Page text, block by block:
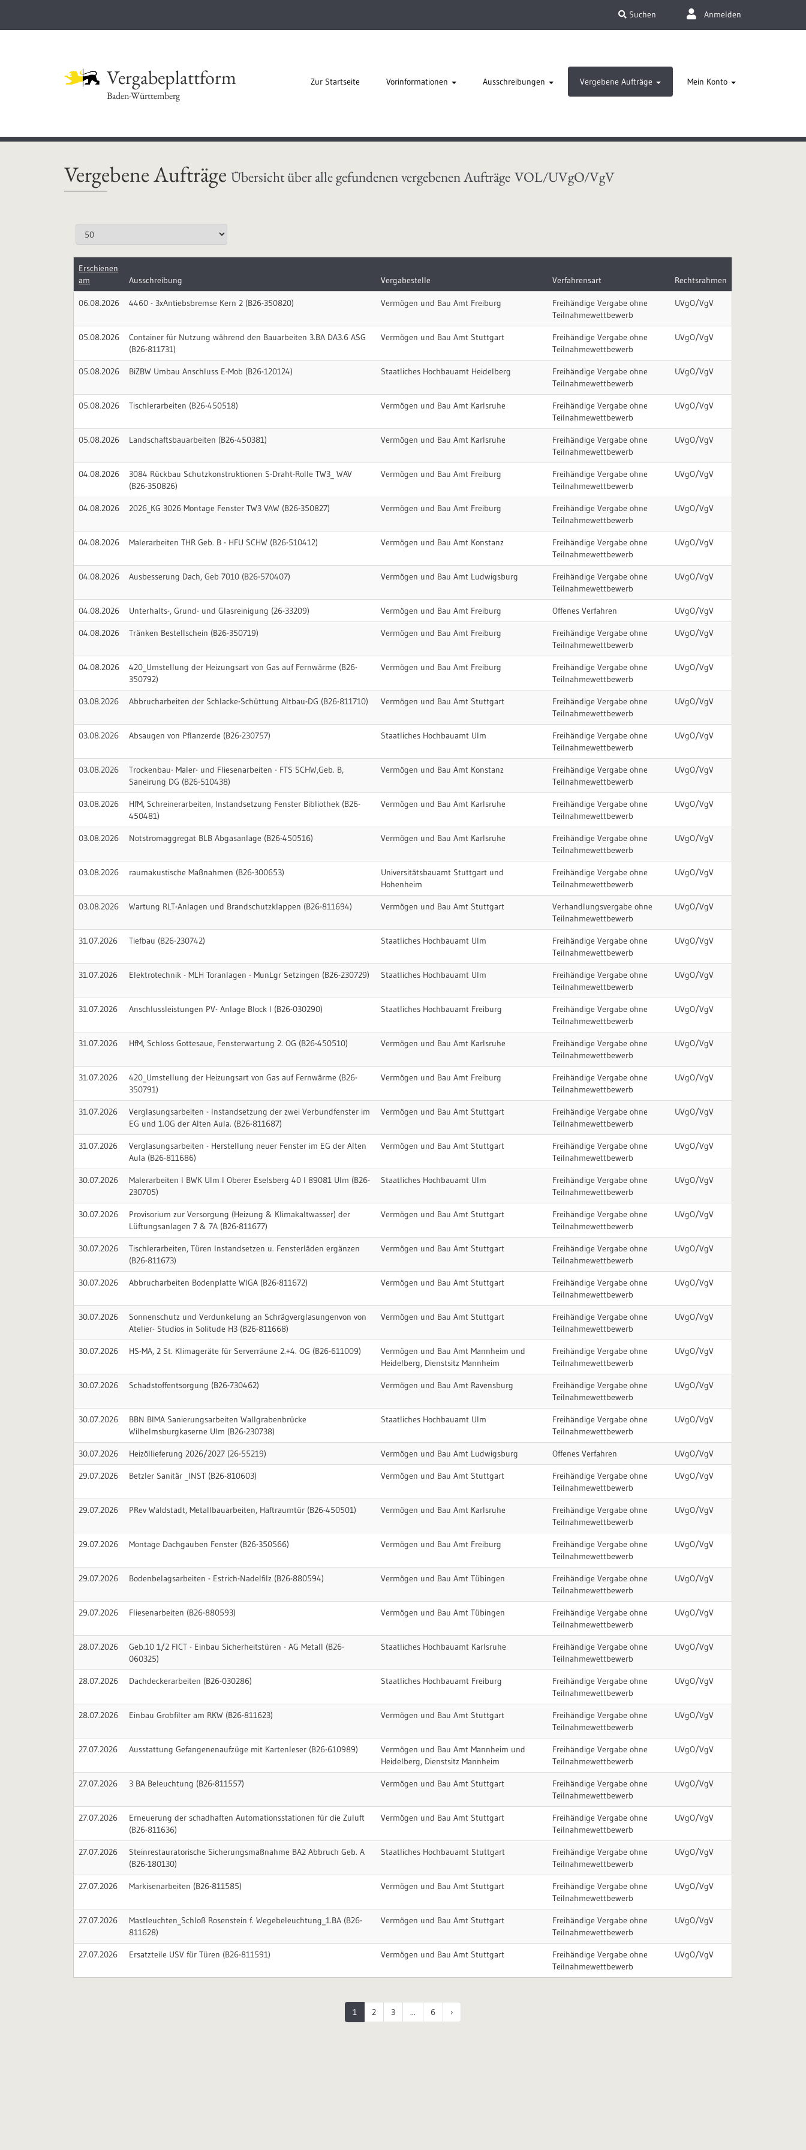
Suchen Anmelden
Vergabeplattform
Baden-Württemberg
Zur Startseite Vorinformationen Ausschreibungen Vergebene Aufträge Mein Konto
Vergebene Aufträge Übersicht über alle gefundenen vergebenen Aufträge VOL/UVgO/VgV
Erschienen
am
Ausschreibung Vergabestelle Verfahrensart Rechtsrahmen
06.08.2026 4460 - 3xAntiebsbremse Kern 2 (B26-350820) Vermögen und Bau Amt Freiburg
Freihändige Vergabe ohne
Teilnahmewettbewerb
UVgO/VgV
05.08.2026
Container für Nutzung während den Bauarbeiten 3.BA DA3.6 ASG
(B26-811731)
Vermögen und Bau Amt Stuttgart
Freihändige Vergabe ohne
Teilnahmewettbewerb
UVgO/VgV
05.08.2026 BiZBW Umbau Anschluss E-Mob (B26-120124) Staatliches Hochbauamt Heidelberg
Freihändige Vergabe ohne
Teilnahmewettbewerb
UVgO/VgV
05.08.2026 Tischlerarbeiten (B26-450518) Vermögen und Bau Amt Karlsruhe
Freihändige Vergabe ohne
Teilnahmewettbewerb
UVgO/VgV
05.08.2026 Landschaftsbauarbeiten (B26-450381) Vermögen und Bau Amt Karlsruhe
Freihändige Vergabe ohne
Teilnahmewettbewerb
UVgO/VgV
04.08.2026
3084 Rückbau Schutzkonstruktionen S-Draht-Rolle TW3_ WAV
(B26-350826)
Vermögen und Bau Amt Freiburg
Freihändige Vergabe ohne
Teilnahmewettbewerb
UVgO/VgV
04.08.2026 2026_KG 3026 Montage Fenster TW3 VAW (B26-350827) Vermögen und Bau Amt Freiburg
Freihändige Vergabe ohne
Teilnahmewettbewerb
UVgO/VgV
04.08.2026 Malerarbeiten THR Geb. B - HFU SCHW (B26-510412) Vermögen und Bau Amt Konstanz
Freihändige Vergabe ohne
Teilnahmewettbewerb
UVgO/VgV
04.08.2026 Ausbesserung Dach, Geb 7010 (B26-570407) Vermögen und Bau Amt Ludwigsburg
Freihändige Vergabe ohne
Teilnahmewettbewerb
UVgO/VgV
04.08.2026 Unterhalts-, Grund- und Glasreinigung (26-33209) Vermögen und Bau Amt Freiburg Offenes Verfahren UVgO/VgV
04.08.2026 Tränken Bestellschein (B26-350719) Vermögen und Bau Amt Freiburg
Freihändige Vergabe ohne
Teilnahmewettbewerb
UVgO/VgV
04.08.2026
420_Umstellung der Heizungsart von Gas auf Fernwärme (B26-
350792)
Vermögen und Bau Amt Freiburg
Freihändige Vergabe ohne
Teilnahmewettbewerb
UVgO/VgV
03.08.2026 Abbrucharbeiten der Schlacke-Schüttung Altbau-DG (B26-811710) Vermögen und Bau Amt Stuttgart
Freihändige Vergabe ohne
Teilnahmewettbewerb
UVgO/VgV
03.08.2026 Absaugen von Pflanzerde (B26-230757) Staatliches Hochbauamt Ulm
Freihändige Vergabe ohne
Teilnahmewettbewerb
UVgO/VgV
03.08.2026
Trockenbau- Maler- und Fliesenarbeiten - FTS SCHW,Geb. B,
Saneirung DG (B26-510438)
Vermögen und Bau Amt Konstanz
Freihändige Vergabe ohne
Teilnahmewettbewerb
UVgO/VgV
03.08.2026
HfM, Schreinerarbeiten, Instandsetzung Fenster Bibliothek (B26-
450481)
Vermögen und Bau Amt Karlsruhe
Freihändige Vergabe ohne
Teilnahmewettbewerb
UVgO/VgV
03.08.2026 Notstromaggregat BLB Abgasanlage (B26-450516) Vermögen und Bau Amt Karlsruhe
Freihändige Vergabe ohne
Teilnahmewettbewerb
UVgO/VgV
03.08.2026 raumakustische Maßnahmen (B26-300653)
Universitätsbauamt Stuttgart und
Hohenheim
Freihändige Vergabe ohne
Teilnahmewettbewerb
UVgO/VgV
03.08.2026 Wartung RLT-Anlagen und Brandschutzklappen (B26-811694) Vermögen und Bau Amt Stuttgart
Verhandlungsvergabe ohne
Teilnahmewettbewerb
UVgO/VgV
31.07.2026 Tiefbau (B26-230742) Staatliches Hochbauamt Ulm
Freihändige Vergabe ohne
Teilnahmewettbewerb
UVgO/VgV
31.07.2026 Elektrotechnik - MLH Toranlagen - MunLgr Setzingen (B26-230729) Staatliches Hochbauamt Ulm
Freihändige Vergabe ohne
Teilnahmewettbewerb
UVgO/VgV
31.07.2026 Anschlussleistungen PV- Anlage Block I (B26-030290) Staatliches Hochbauamt Freiburg
Freihändige Vergabe ohne
Teilnahmewettbewerb
UVgO/VgV
31.07.2026 HfM, Schloss Gottesaue, Fensterwartung 2. OG (B26-450510) Vermögen und Bau Amt Karlsruhe
Freihändige Vergabe ohne
Teilnahmewettbewerb
UVgO/VgV
31.07.2026
420_Umstellung der Heizungsart von Gas auf Fernwärme (B26-
350791)
Vermögen und Bau Amt Freiburg
Freihändige Vergabe ohne
Teilnahmewettbewerb
UVgO/VgV
31.07.2026
Verglasungsarbeiten - Instandsetzung der zwei Verbundfenster im
EG und 1.OG der Alten Aula. (B26-811687)
Vermögen und Bau Amt Stuttgart
Freihändige Vergabe ohne
Teilnahmewettbewerb
UVgO/VgV
31.07.2026
Verglasungsarbeiten - Herstellung neuer Fenster im EG der Alten
Aula (B26-811686)
Vermögen und Bau Amt Stuttgart
Freihändige Vergabe ohne
Teilnahmewettbewerb
UVgO/VgV
30.07.2026
Malerarbeiten I BWK Ulm I Oberer Eselsberg 40 I 89081 Ulm (B26-
230705)
Staatliches Hochbauamt Ulm
Freihändige Vergabe ohne
Teilnahmewettbewerb
UVgO/VgV
30.07.2026
Provisorium zur Versorgung (Heizung & Klimakaltwasser) der
Lüftungsanlagen 7 & 7A (B26-811677)
Vermögen und Bau Amt Stuttgart
Freihändige Vergabe ohne
Teilnahmewettbewerb
UVgO/VgV
30.07.2026
Tischlerarbeiten, Türen Instandsetzen u. Fensterläden ergänzen
(B26-811673)
Vermögen und Bau Amt Stuttgart
Freihändige Vergabe ohne
Teilnahmewettbewerb
UVgO/VgV
30.07.2026 Abbrucharbeiten Bodenplatte WIGA (B26-811672) Vermögen und Bau Amt Stuttgart
Freihändige Vergabe ohne
Teilnahmewettbewerb
UVgO/VgV
30.07.2026
Sonnenschutz und Verdunkelung an Schrägverglasungenvon von
Atelier- Studios in Solitude H3 (B26-811668)
Vermögen und Bau Amt Stuttgart
Freihändige Vergabe ohne
Teilnahmewettbewerb
UVgO/VgV
30.07.2026 HS-MA, 2 St. Klimageräte für Serverräune 2.+4. OG (B26-611009)
Vermögen und Bau Amt Mannheim und
Heidelberg, Dienstsitz Mannheim
Freihändige Vergabe ohne
Teilnahmewettbewerb
UVgO/VgV
30.07.2026 Schadstoffentsorgung (B26-730462) Vermögen und Bau Amt Ravensburg
Freihändige Vergabe ohne
Teilnahmewettbewerb
UVgO/VgV
30.07.2026
BBN BIMA Sanierungsarbeiten Wallgrabenbrücke
Wilhelmsburgkaserne Ulm (B26-230738)
Staatliches Hochbauamt Ulm
Freihändige Vergabe ohne
Teilnahmewettbewerb
UVgO/VgV
30.07.2026 Heizöllieferung 2026/2027 (26-55219) Vermögen und Bau Amt Ludwigsburg Offenes Verfahren UVgO/VgV
29.07.2026 Betzler Sanitär _INST (B26-810603) Vermögen und Bau Amt Stuttgart
Freihändige Vergabe ohne
Teilnahmewettbewerb
UVgO/VgV
29.07.2026 PRev Waldstadt, Metallbauarbeiten, Haftraumtür (B26-450501) Vermögen und Bau Amt Karlsruhe
Freihändige Vergabe ohne
Teilnahmewettbewerb
UVgO/VgV
29.07.2026 Montage Dachgauben Fenster (B26-350566) Vermögen und Bau Amt Freiburg
Freihändige Vergabe ohne
Teilnahmewettbewerb
UVgO/VgV
29.07.2026 Bodenbelagsarbeiten - Estrich-Nadelfilz (B26-880594) Vermögen und Bau Amt Tübingen
Freihändige Vergabe ohne
Teilnahmewettbewerb
UVgO/VgV
29.07.2026 Fliesenarbeiten (B26-880593) Vermögen und Bau Amt Tübingen
Freihändige Vergabe ohne
Teilnahmewettbewerb
UVgO/VgV
28.07.2026
Geb.10 1/2 FICT - Einbau Sicherheitstüren - AG Metall (B26-
060325)
Staatliches Hochbauamt Karlsruhe
Freihändige Vergabe ohne
Teilnahmewettbewerb
UVgO/VgV
28.07.2026 Dachdeckerarbeiten (B26-030286) Staatliches Hochbauamt Freiburg
Freihändige Vergabe ohne
Teilnahmewettbewerb
UVgO/VgV
28.07.2026 Einbau Grobfilter am RKW (B26-811623) Vermögen und Bau Amt Stuttgart
Freihändige Vergabe ohne
Teilnahmewettbewerb
UVgO/VgV
27.07.2026 Ausstattung Gefangenenaufzüge mit Kartenleser (B26-610989)
Vermögen und Bau Amt Mannheim und
Heidelberg, Dienstsitz Mannheim
Freihändige Vergabe ohne
Teilnahmewettbewerb
UVgO/VgV
27.07.2026 3 BA Beleuchtung (B26-811557) Vermögen und Bau Amt Stuttgart
Freihändige Vergabe ohne
Teilnahmewettbewerb
UVgO/VgV
27.07.2026
Erneuerung der schadhaften Automationsstationen für die Zuluft
(B26-811636)
Vermögen und Bau Amt Stuttgart
Freihändige Vergabe ohne
Teilnahmewettbewerb
UVgO/VgV
27.07.2026
Steinrestauratorische Sicherungsmaßnahme BA2 Abbruch Geb. A
(B26-180130)
Staatliches Hochbauamt Stuttgart
Freihändige Vergabe ohne
Teilnahmewettbewerb
UVgO/VgV
27.07.2026 Markisenarbeiten (B26-811585) Vermögen und Bau Amt Stuttgart
Freihändige Vergabe ohne
Teilnahmewettbewerb
UVgO/VgV
27.07.2026
Mastleuchten_Schloß Rosenstein f. Wegebeleuchtung_1.BA (B26-
811628)
Vermögen und Bau Amt Stuttgart
Freihändige Vergabe ohne
Teilnahmewettbewerb
UVgO/VgV
27.07.2026 Ersatzteile USV für Türen (B26-811591) Vermögen und Bau Amt Stuttgart
Freihändige Vergabe ohne
Teilnahmewettbewerb
UVgO/VgV
1 2 3 ... 6 ›